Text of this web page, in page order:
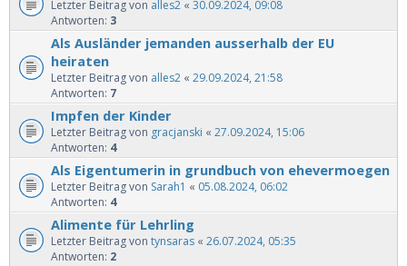
Letzter Beitrag von alles2 « 30.09.2024, 09:08
Antworten: 3
Als Ausländer jemanden ausserhalb der EU
heiraten
Letzter Beitrag von alles2 « 29.09.2024, 21:58
Antworten: 7
Impfen der Kinder
Letzter Beitrag von gracjanski « 27.09.2024, 15:06
Antworten: 4
Als Eigentumerin in grundbuch von ehevermoegen
Letzter Beitrag von Sarah1 « 05.08.2024, 06:02
Antworten: 4
Alimente für Lehrling
Letzter Beitrag von tynsaras « 26.07.2024, 05:35
Antworten: 2